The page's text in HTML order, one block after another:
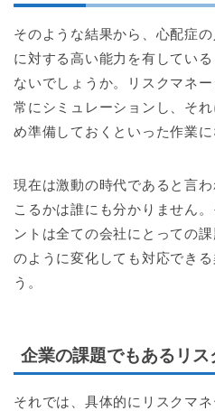
そのような結果から、心配症
に対する高い能力を有してい
ないでしょうか。リスクマネ
常にシミュレーションし、そ
め準備しておくといった作業に
現在は激動の時代であると言
こるかは誰にも分かりません
ントは全ての会社にとっての
のように変化しても対応でき
う。
企業の課題でもあるリ
それでは、具体的にリスクマ